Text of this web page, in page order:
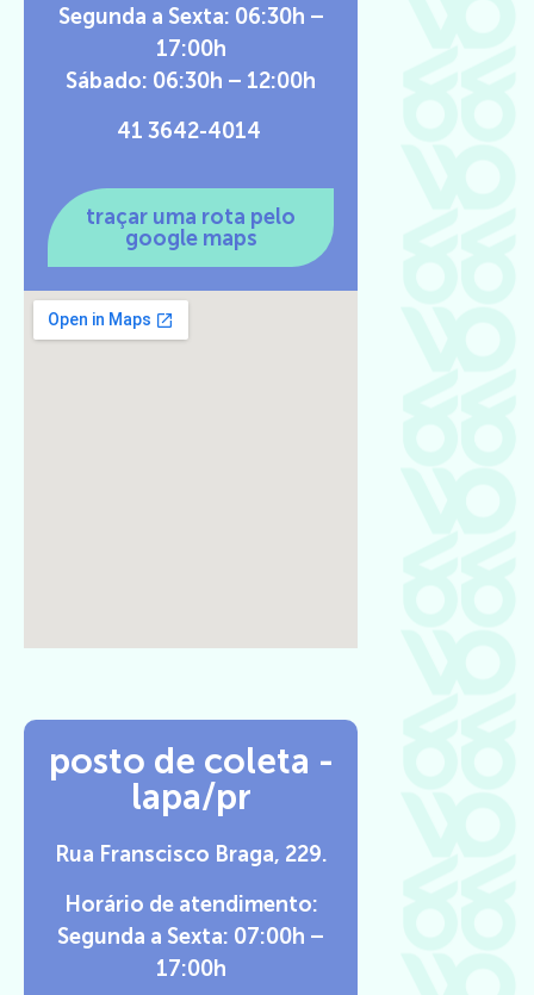
Segunda a Sexta: 06:30h –
17:00h
Sábado: 06:30h – 12:00h
41 3642-4014
traçar uma rota pelo
google maps
posto de coleta -
lapa/pr
Rua Franscisco Braga, 229.
Horário de atendimento:
Segunda a Sexta: 07:00h –
17:00h